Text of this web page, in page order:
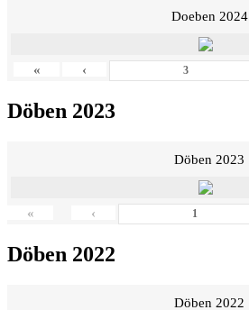
Doeben 2024
« ‹
Döben 2023
Döben 2023
« ‹
Döben 2022
Döben 2022